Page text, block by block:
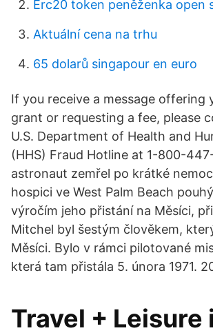
Erc20 token peněženka open
Aktuální cena na trhu
65 dolarů singapour en euro
If you receive a message offering
grant or requesting a fee, please
U.S. Department of Health and
(HHS) Fraud Hotline at 1-800-
astronaut zemřel po krátké
hospici ve West Palm Beach
výročím jeho přistání na Měsíci,
Mitchel byl šestým člověkem,
Měsíci. Bylo v rámci pilotované
která tam přistála 5. února 1971.
Travel + Leisure